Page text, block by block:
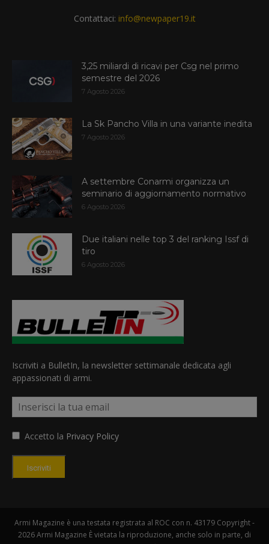
Contattaci: info@newpaper19.it
3,25 miliardi di ricavi per Csg nel primo
semestre del 2026
7 Agosto 2026
La Sk Pancho Villa in una variante inedita
7 Agosto 2026
A settembre Conarmi organizza un
seminario di aggiornamento normativo
6 Agosto 2026
Due italiani nelle top 3 del ranking Issf di
tiro
6 Agosto 2026
Iscriviti a BulletIn, la newsletter settimanale dedicata agli
appassionati di armi.
Accetto la Privacy Policy
Iscriviti
Armi Magazine è una testata registrata al ROC con n. 43179 Copyright -
2026 Armi Magazine È vietata la riproduzione, anche solo in parte, di